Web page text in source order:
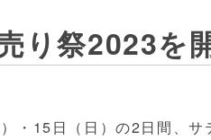
り祭2023を
・15日（日）の2日間、サ